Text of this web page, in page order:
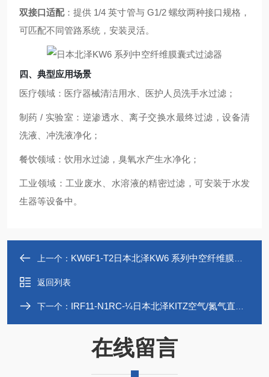
双接口适配：提供 1/4 英寸管与 G1/2 螺纹两种接口规格，
可匹配不同管路系统，安装灵活。
四、典型应用场景
医疗领域：医疗器械清洁用水、医护人员洗手水过滤；
制药 / 实验室：逆渗透水、离子交换水最终过滤，设备清
洗液、冲洗液净化；
餐饮领域：饮用水过滤，臭氧水产生水净化；
工业领域：工业废水、水溶液的精密过滤，可安装于水发
生器等设备中。
上一个： KW6F1-T2日本北泽KW6 系列中空纤维膜囊式过滤器
返回列表
下一个： IRF11-N1RC-¼日本北泽KITZ空气/氮气直通式过滤器IRF
在线留言